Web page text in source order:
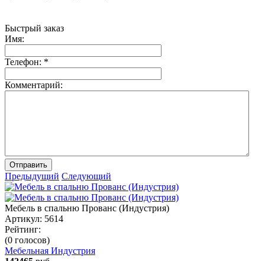
Быстрый заказ
Имя:
Телефон: *
Комментарий:
Отправить
Предыдущий Следующий
Мебель в спальню Прованс (Индустрия)
Артикул: 5614
Рейтинг:
(0 голосов)
Мебельная Индустрия